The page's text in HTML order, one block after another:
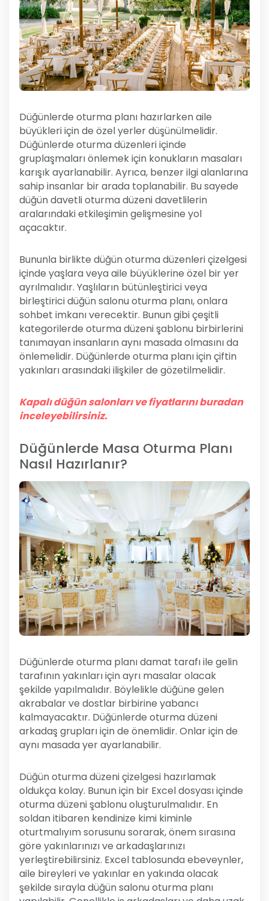
Düğünlerde oturma planı hazırlarken aile
büyükleri için de özel yerler düşünülmelidir.
Düğünlerde oturma düzenleri içinde
gruplaşmaları önlemek için konukların masaları
karışık ayarlanabilir. Ayrıca, benzer ilgi alanlarına
sahip insanlar bir arada toplanabilir. Bu sayede
düğün davetli oturma düzeni davetlilerin
aralarındaki etkileşimin gelişmesine yol
açacaktır.
Bununla birlikte düğün oturma düzenleri çizelgesi
içinde yaşlara veya aile büyüklerine özel bir yer
ayrılmalıdır. Yaşlıların bütünleştirici veya
birleştirici düğün salonu oturma planı, onlara
sohbet imkanı verecektir. Bunun gibi çeşitli
kategorilerde oturma düzeni şablonu birbirlerini
tanımayan insanların aynı masada olmasını da
önlemelidir. Düğünlerde oturma planı için çiftin
yakınları arasındaki ilişkiler de gözetilmelidir.
Kapalı düğün salonları ve fiyatlarını buradan
inceleyebilirsiniz.
Düğünlerde Masa Oturma Planı
Nasıl Hazırlanır?
Düğünlerde oturma planı damat tarafı ile gelin
tarafının yakınları için ayrı masalar olacak
şekilde yapılmalıdır. Böylelikle düğüne gelen
akrabalar ve dostlar birbirine yabancı
kalmayacaktır. Düğünlerde oturma düzeni
arkadaş grupları için de önemlidir. Onlar için de
aynı masada yer ayarlanabilir.
Düğün oturma düzeni çizelgesi hazırlamak
oldukça kolay. Bunun için bir Excel dosyası içinde
oturma düzeni şablonu oluşturulmalıdır. En
soldan itibaren kendinize kimi kiminle
oturtmalıyım sorusunu sorarak, önem sırasına
göre yakınlarınızı ve arkadaşlarınızı
yerleştirebilirsiniz. Excel tablosunda ebeveynler,
aile bireyleri ve yakınlar en yakında olacak
şekilde sırayla düğün salonu oturma planı